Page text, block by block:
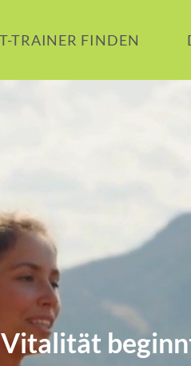
TRAINER FINDEN
Vitalität